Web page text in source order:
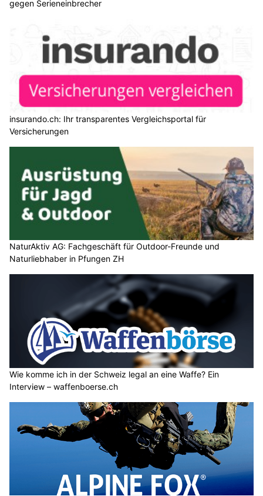
gegen Serieneinbrecher
insurando.ch: Ihr transparentes Vergleichsportal für
Versicherungen
NaturAktiv AG: Fachgeschäft für Outdoor-Freunde und
Naturliebhaber in Pfungen ZH
Wie komme ich in der Schweiz legal an eine Waffe? Ein
Interview – waffenboerse.ch